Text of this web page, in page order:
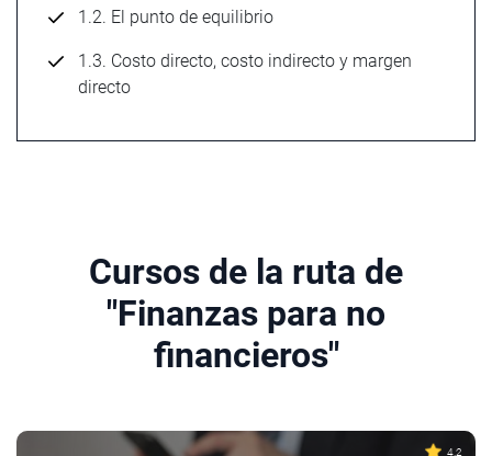
1.2. El punto de equilibrio
1.3. Costo directo, costo indirecto y margen
directo
Cursos de la ruta de
"Finanzas para no
financieros"
4.2